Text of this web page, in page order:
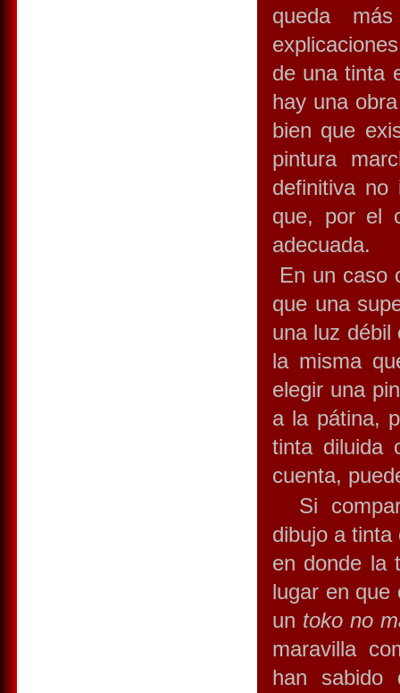
queda
de una tinta
hay una
bien que
pintura
definitiva no
que, por el
adecuada.
En un caso
que una
una luz débil
la misma
elegir una
a la pátina,
tinta diluida
cuenta,
Si
dibujo a
en donde la
lugar en que
un toko no
maravilla
han sabido